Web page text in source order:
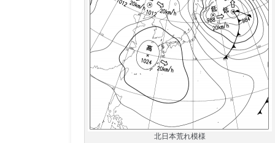
北日本荒れ模様